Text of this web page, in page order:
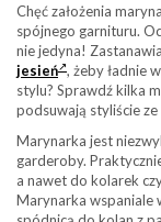
Chęć założenia
spójnego garnituru.
nie jedyna!
jesień , żeby ładnie
stylu? Sprawdź kilka
podsuwają styliście
Marynarka jest
garderoby.
a nawet do kolarek
Marynarka wspaniale